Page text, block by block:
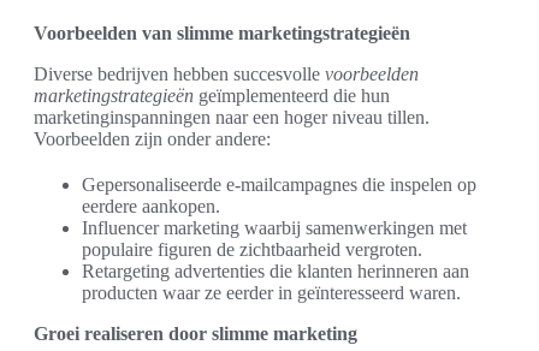
Voorbeelden van slimme marketingstrategieën
Diverse bedrijven hebben succesvolle voorbeelden
marketingstrategieën geïmplementeerd die hun
marketinginspanningen naar een hoger niveau tillen.
Voorbeelden zijn onder andere:
Gepersonaliseerde e-mailcampagnes die inspelen op
eerdere aankopen.
Influencer marketing waarbij samenwerkingen met
populaire figuren de zichtbaarheid vergroten.
Retargeting advertenties die klanten herinneren aan
producten waar ze eerder in geïnteresseerd waren.
Groei realiseren door slimme marketing